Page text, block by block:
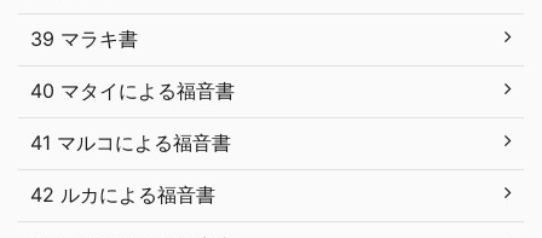
39 マラキ書
40 マタイによる福音書
41 マルコによる福音書
42 ルカによる福音書